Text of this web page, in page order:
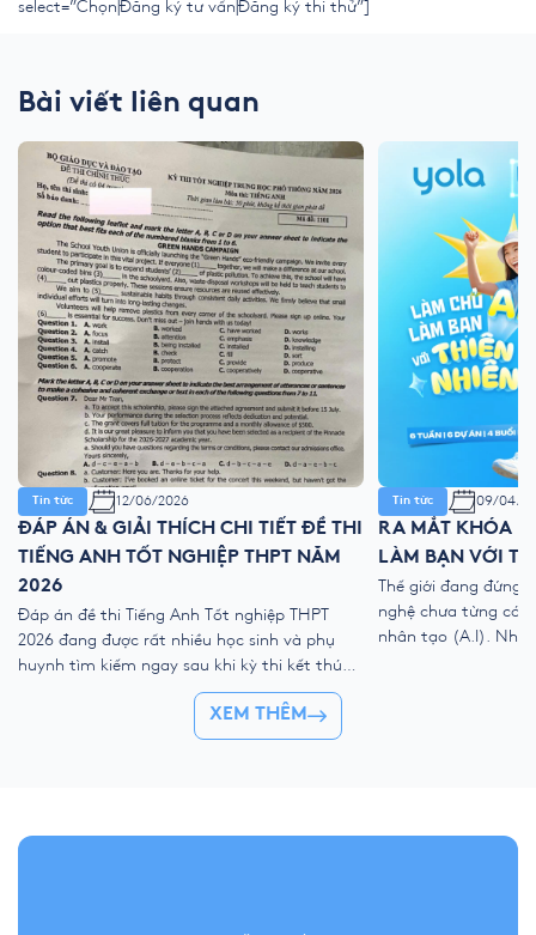
select=”Chọn|Đăng ký tư vấn|Đăng ký thi thử”]
Bài viết liên quan
Tin tức 12/06/2026
ĐÁP ÁN & GIẢI THÍCH CHI TIẾT ĐỀ THI
TIẾNG ANH TỐT NGHIỆP THPT NĂM
2026
Đáp án đề thi Tiếng Anh Tốt nghiệp THPT
2026 đang được rất nhiều học sinh và phụ
huynh tìm kiếm ngay sau khi kỳ thi kết thúc.
Để giúp thí sinh nhanh chóng đối chiếu kết
quả và đánh giá bài làm của mình, YOLA cập
nhật đề thi chính thức, đáp án tham […]
Tin tức 09/04/
RA MẮT KHÓA
LÀM BẠN VỚI
Thế giới đang đứng
nghệ chưa từng có
nhân tạo (A.I).
XEM THÊM